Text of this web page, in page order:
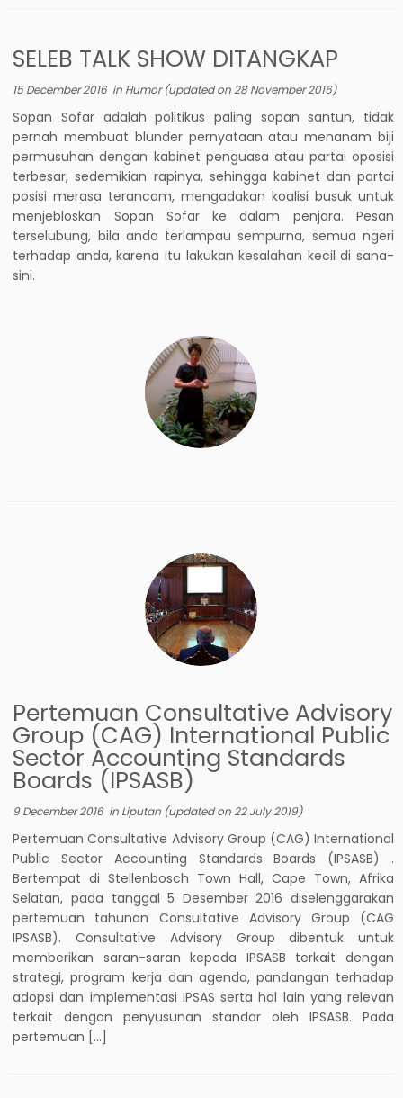
SELEB TALK SHOW DITANGKAP
15 December 2016in Humor(updated on28 November 2016)
Sopan Sofar adalah politikus paling sopan santun, tidak
pernah membuat blunder pernyataan atau menanam biji
permusuhan dengan kabinet penguasa atau partai oposisi
terbesar, sedemikian rapinya, sehingga kabinet dan partai
posisi merasa terancam, mengadakan koalisi busuk untuk
menjebloskan Sopan Sofar ke dalam penjara. Pesan
terselubung, bila anda terlampau sempurna, semua ngeri
terhadap anda, karena itu lakukan kesalahan kecil di sana-
sini.
Pertemuan Consultative Advisory
Group (CAG) International Public
Sector Accounting Standards
Boards (IPSASB)
9 December 2016in Liputan (updated on22 July 2019)
Pertemuan Consultative Advisory Group (CAG) International
Public Sector Accounting Standards Boards (IPSASB) .
Bertempat di Stellenbosch Town Hall, Cape Town, Afrika
Selatan, pada tanggal 5 Desember 2016 diselenggarakan
pertemuan tahunan Consultative Advisory Group (CAG
IPSASB). Consultative Advisory Group dibentuk untuk
memberikan saran-saran kepada IPSASB terkait dengan
strategi, program kerja dan agenda, pandangan terhadap
adopsi dan implementasi IPSAS serta hal lain yang relevan
terkait dengan penyusunan standar oleh IPSASB. Pada
pertemuan […]